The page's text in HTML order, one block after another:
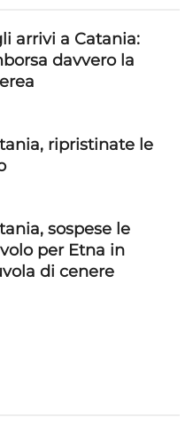
arrivi a Catania:
davvero la
ripristinate le
sospese le
per Etna in
di cenere